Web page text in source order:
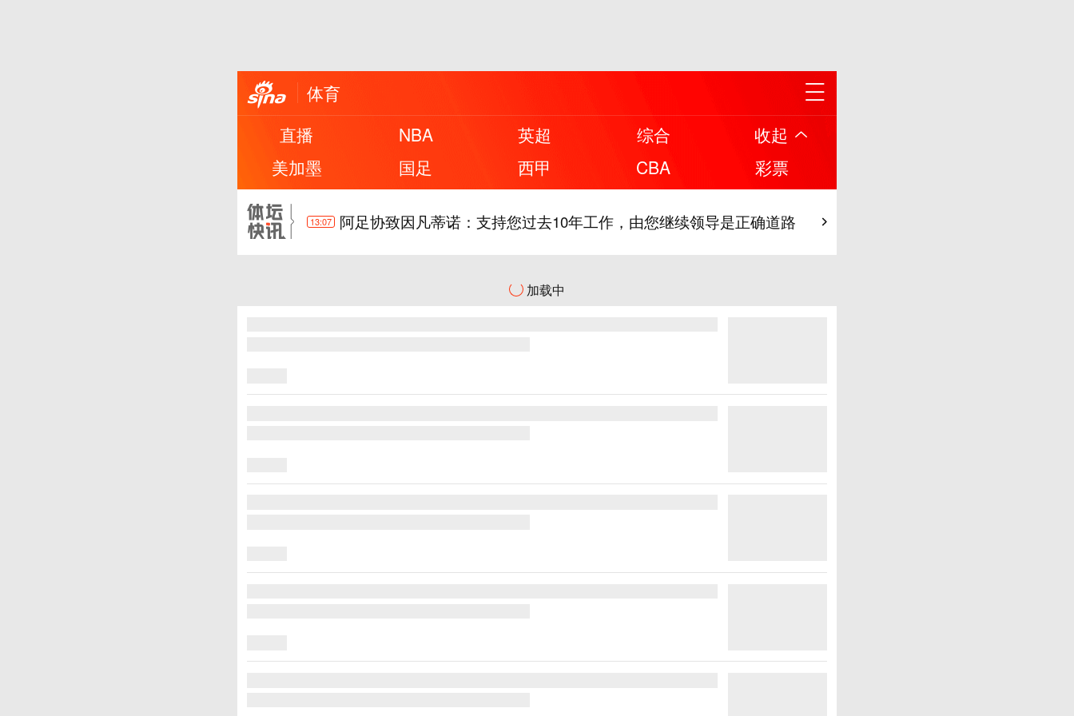
体育
直播
NBA 英超 综合
收起
美加墨
国足 西甲 CBA 彩票
10:49
1:11 进军决赛！U17国足点球3-1河床U17将战阿森纳，江宇涵替补两扑点！
21:23 小熊留队！官方：皇马与26岁维尼修斯完成续约，新合同至2032年
13:07 阿足协致因凡蒂诺：支持您过去10年工作，由您继续领导是正确道路
加载中